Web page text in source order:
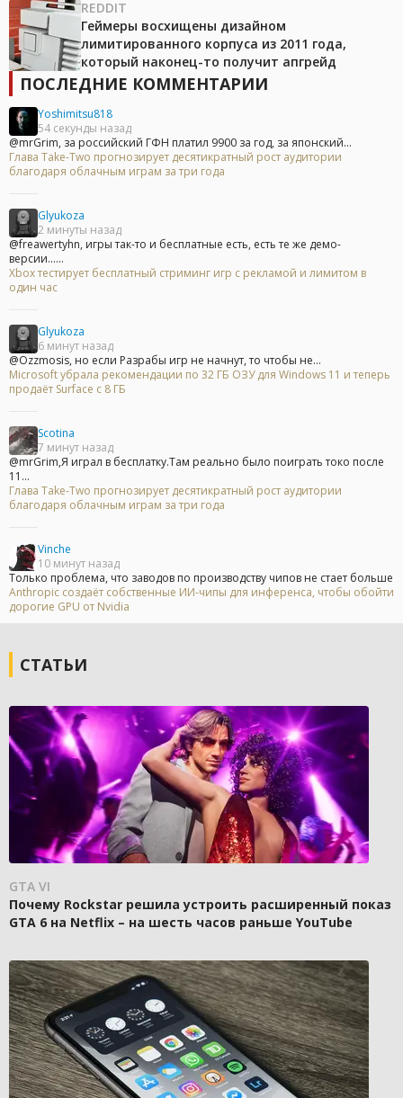
REDDIT
Геймеры восхищены дизайном
лимитированного корпуса из 2011 года,
который наконец-то получит апгрейд
ПОСЛЕДНИЕ КОММЕНТАРИИ
Yoshimitsu818
54 секунды назад
@mrGrim, за российский ГФН платил 9900 за год, за японский...
Глава Take-Two прогнозирует десятикратный рост аудитории
благодаря облачным играм за три года
Glyukoza
2 минуты назад
@freawertyhn, игры так-то и бесплатные есть, есть те же демо-
версии......
Xbox тестирует бесплатный стриминг игр с рекламой и лимитом в
один час
Glyukoza
6 минут назад
@Ozzmosis, но если Разрабы игр не начнут, то чтобы не...
Microsoft убрала рекомендации по 32 ГБ ОЗУ для Windows 11 и теперь
продаёт Surface с 8 ГБ
Scotina
7 минут назад
@mrGrim,Я играл в бесплатку.Там реально было поиграть токо после
11...
Глава Take-Two прогнозирует десятикратный рост аудитории
благодаря облачным играм за три года
Vinche
10 минут назад
Только проблема, что заводов по производству чипов не стает больше
Anthropic создаёт собственные ИИ-чипы для инференса, чтобы обойти
дорогие GPU от Nvidia
СТАТЬИ
GTA VI
Почему Rockstar решила устроить расширенный показ
GTA 6 на Netflix – на шесть часов раньше YouTube